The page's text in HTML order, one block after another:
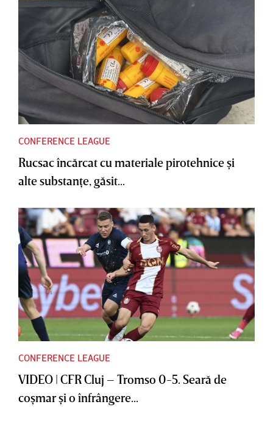
CONFERENCE LEAGUE
Rucsac încărcat cu materiale pirotehnice şi
alte substanţe, găsit...
CONFERENCE LEAGUE
VIDEO | CFR Cluj – Tromso 0-5. Seară de
coşmar şi o înfrângere...